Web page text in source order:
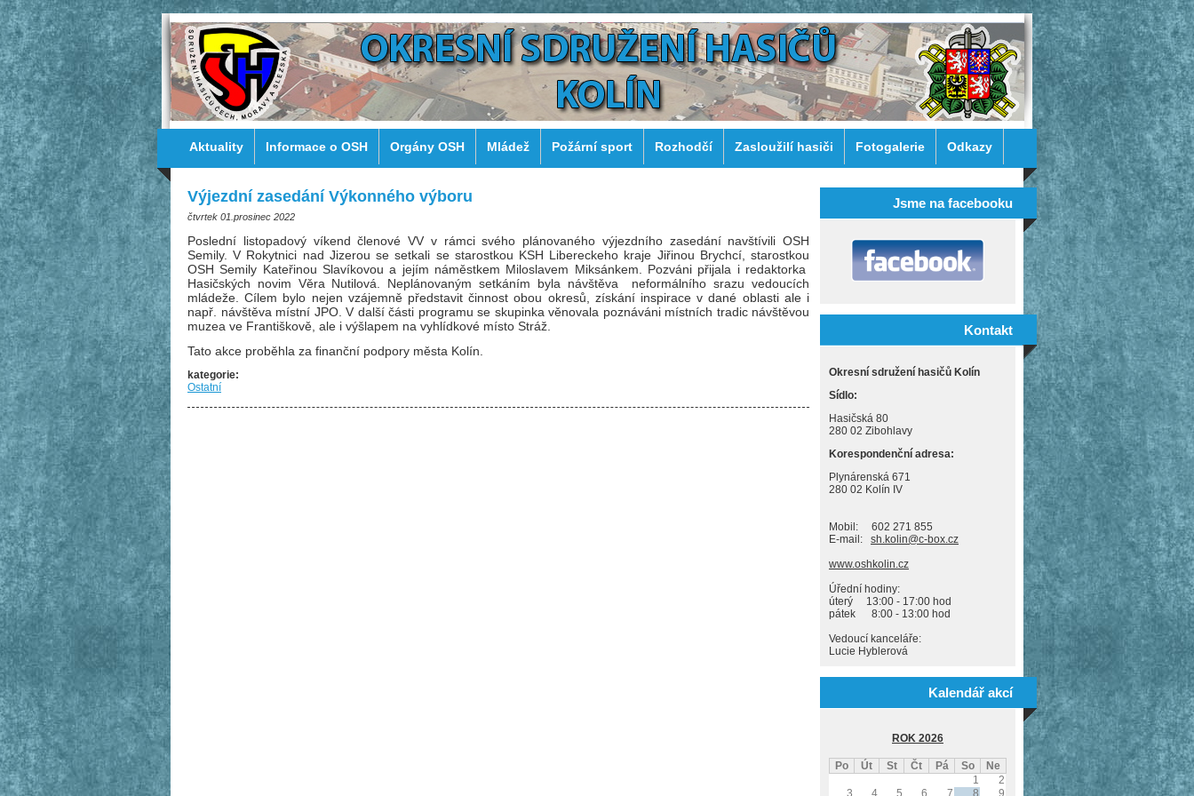
Aktuality Informace o OSH Orgány OSH Mládež Požární sport Rozhodčí Zasloužilí hasiči Fotogalerie Odkazy
Výjezdní zasedání Výkonného výboru
čtvrtek 01.prosinec 2022
Poslední listopadový víkend členové VV v rámci svého plánovaného výjezdního zasedání navštívili OSH
Semily. V Rokytnici nad Jizerou se setkali se starostkou KSH Libereckeho kraje Jiřinou Brychcí, starostkou
OSH Semily Kateřinou Slavíkovou a jejím náměstkem Miloslavem Miksánkem. Pozváni přijala i redaktorka
Hasičských novim Věra Nutilová. Neplánovaným setkáním byla návštěva neformálního srazu vedoucích
mládeže. Cílem bylo nejen vzájemně představit činnost obou okresů, získání inspirace v dané oblasti ale i
např. návštěva místní JPO. V další části programu se skupinka věnovala poznáváni místních tradic návštěvou
muzea ve Františkově, ale i výšlapem na vyhlídkové místo Stráž.
Tato akce proběhla za finanční podpory města Kolín.
kategorie:
Ostatní
Jsme na facebooku
Kontakt
Okresní sdružení hasičů Kolín
Sídlo:
Hasičská 80
280 02 Zibohlavy
Korespondenční adresa:
Plynárenská 671
280 02 Kolín IV
Mobil: 602 271 855
E-mail: sh.kolin@c-box.cz
www.oshkolin.cz
Úřední hodiny:
úterý 13:00 - 17:00 hod
pátek 8:00 - 13:00 hod
Vedoucí kanceláře:
Lucie Hyblerová
Kalendář akcí
ROK 2026
Po Út St Čt Pá So
Ne
1
2